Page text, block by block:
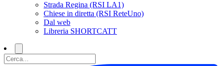
Strada Regina (RSI LA1)
Chiese in diretta (RSI ReteUno)
Dal web
Libreria SHORTCATT